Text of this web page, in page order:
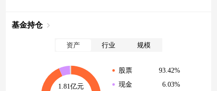
基金持仓
资产 行业 规模
1.81亿元
股票
93.42%
现金
6.03%